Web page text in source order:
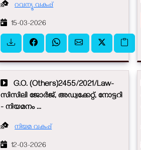
റവന്യൂ വകുപ്പ്
15-03-2026
G.O. (Others)2455/2021/Law-
സിസിലി ജോർജ്, അഡ്വക്കേറ്റ്, നോട്ടറി
- നിയമനം ...
നിയമ വകുപ്പ്
12-03-2026